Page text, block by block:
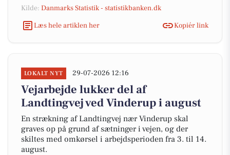
Kilde: Danmarks Statistik - statistikbanken.dk
Læs hele artiklen her
Kopiér link
LOKALT NYT 29-07-2026 12:16
Vejarbejde lukker del af
Landtingvej ved Vinderup i august
En strækning af Landtingvej nær Vinderup skal
graves op på grund af sætninger i vejen, og der
skiltes med omkørsel i arbejdsperioden fra 3. til 14.
august.